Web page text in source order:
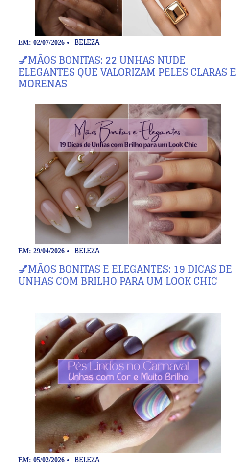
EM: 02/07/2026 BELEZA
💅MÃOS BONITAS: 22 UNHAS NUDE
ELEGANTES QUE VALORIZAM PELES CLARAS E
MORENAS
EM: 29/04/2026 BELEZA
💅MÃOS BONITAS E ELEGANTES: 19 DICAS DE
UNHAS COM BRILHO PARA UM LOOK CHIC
EM: 05/02/2026 BELEZA